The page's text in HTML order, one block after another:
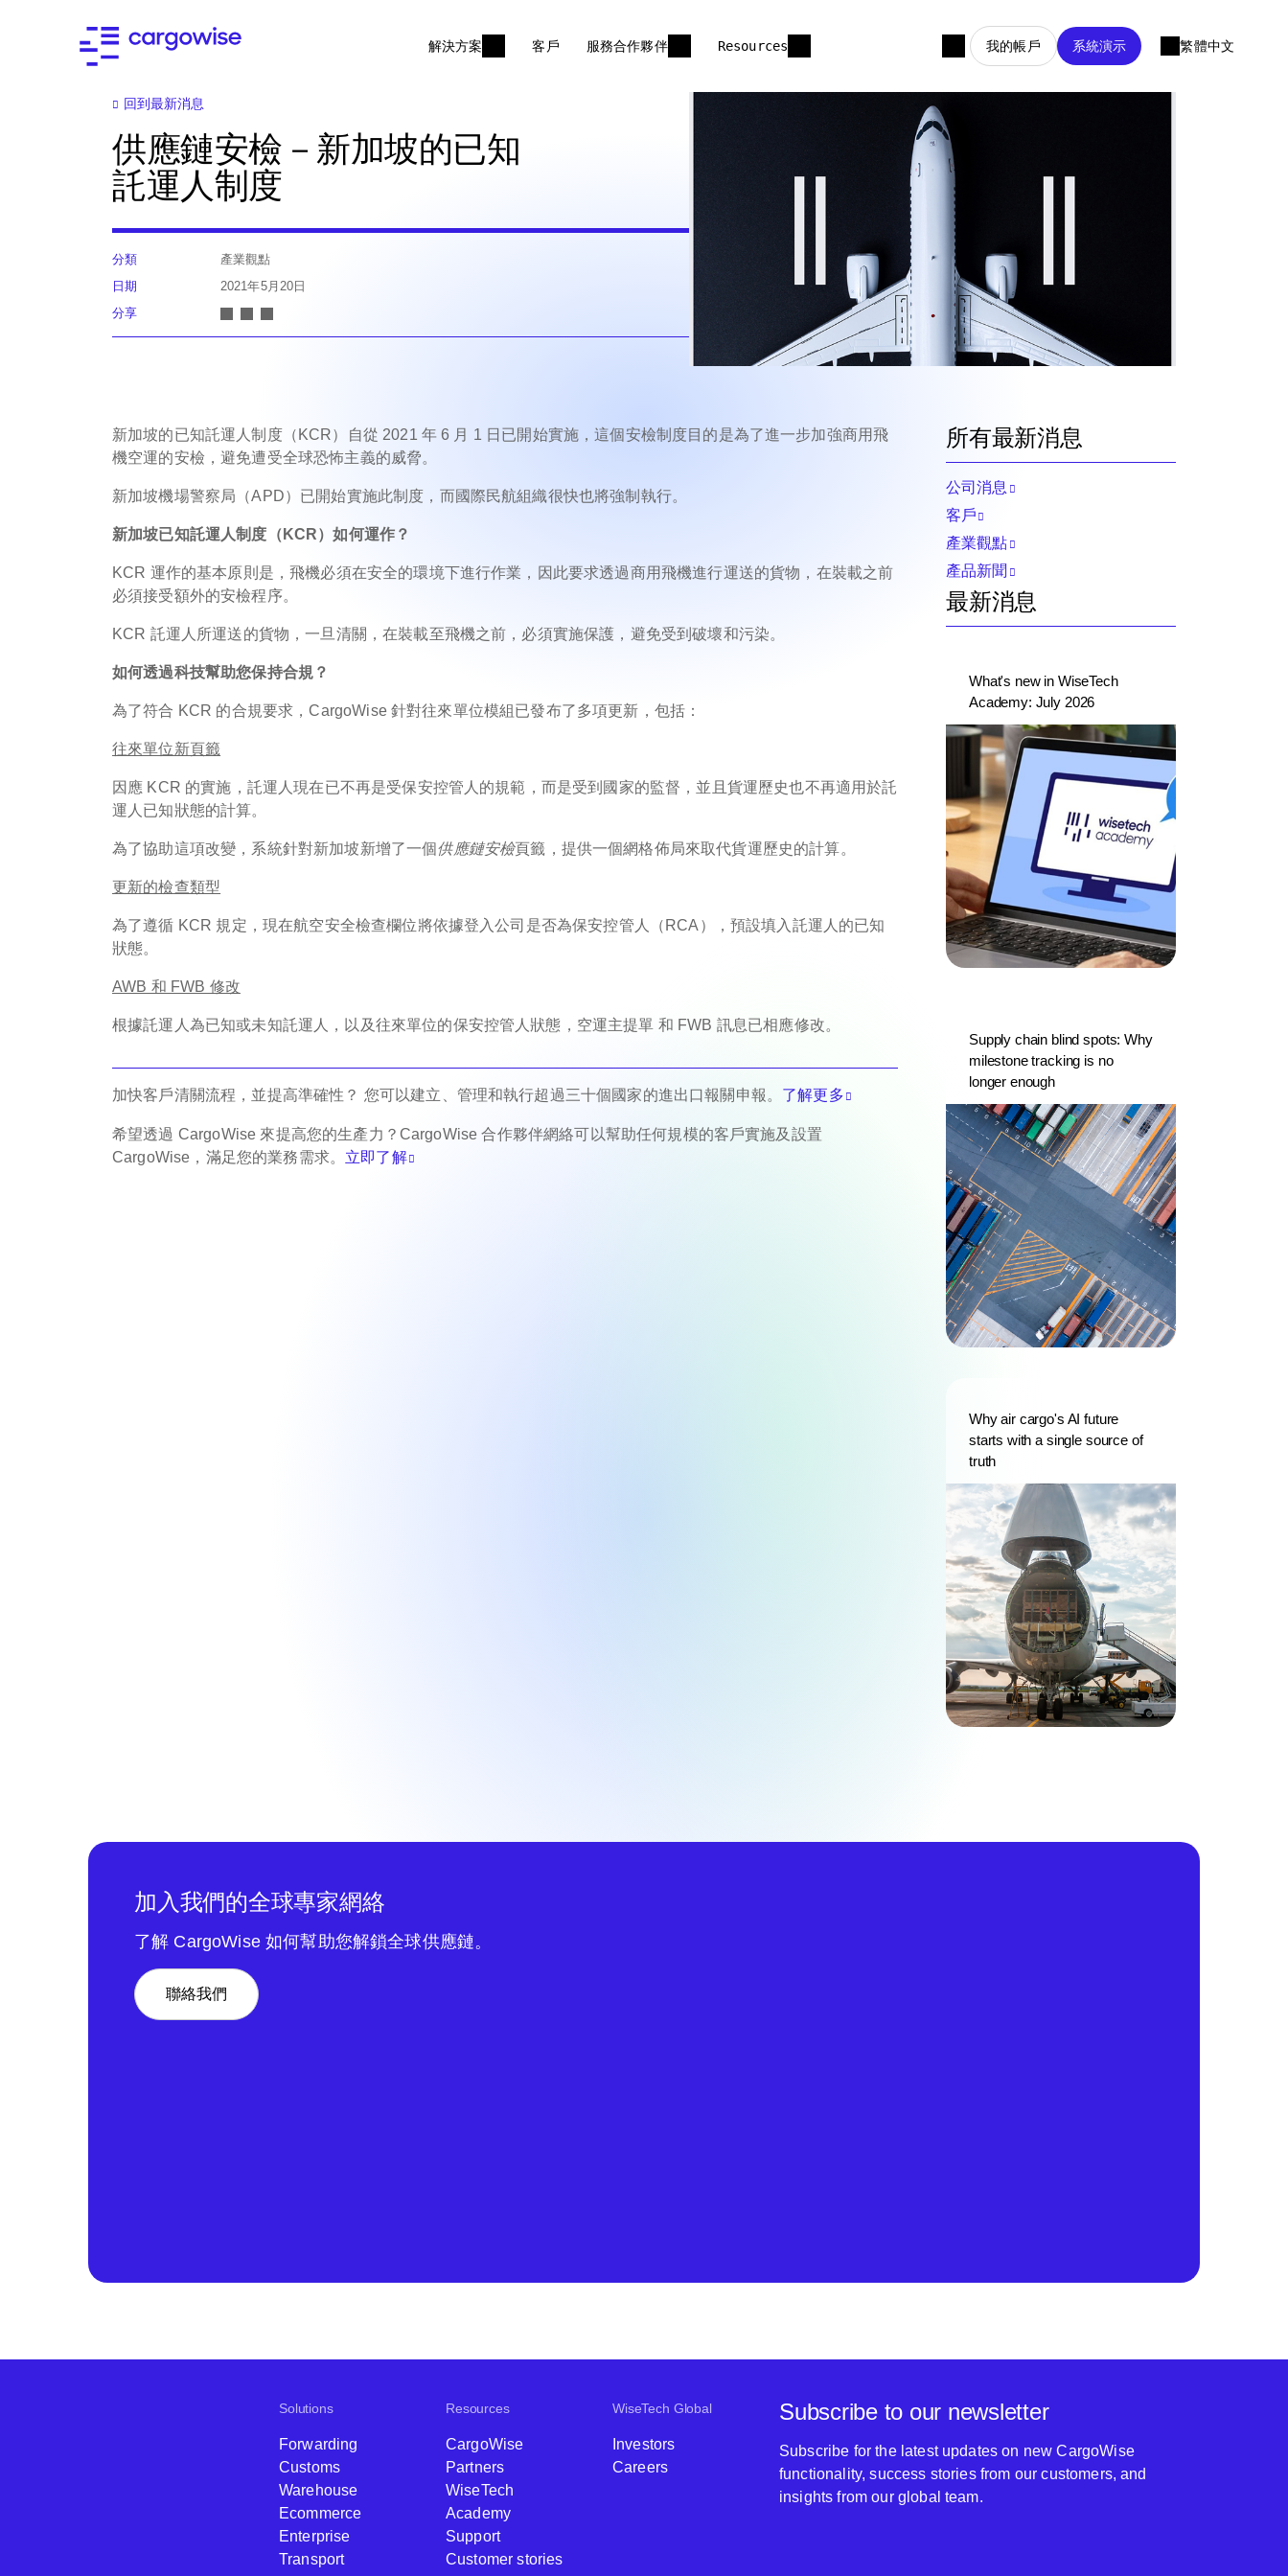
解決方案 客戶 服務合作夥伴 Resources 我的帳戶 系統演示 繁體中文
回到最新消息
供應鏈安檢－新加坡的已知
託運人制度
分類
產業觀點
日期
2021年5月20日
分享
新加坡的已知託運人制度（KCR）自從 2021 年 6 月 1 日已開始實施，這個安檢制度目的是為了進一步加強商用飛
機空運的安檢，避免遭受全球恐怖主義的威脅。
新加坡機場警察局（APD）已開始實施此制度，而國際民航組織很快也將強制執行。
新加坡已知託運人制度（KCR）如何運作？
KCR 運作的基本原則是，飛機必須在安全的環境下進行作業，因此要求透過商用飛機進行運送的貨物，在裝載之前
必須接受額外的安檢程序。
KCR 託運人所運送的貨物，一旦清關，在裝載至飛機之前，必須實施保護，避免受到破壞和污染。
如何透過科技幫助您保持合規？
為了符合 KCR 的合規要求，CargoWise 針對往來單位模組已發布了多項更新，包括：
往來單位新頁籤
因應 KCR 的實施，託運人現在已不再是受保安控管人的規範，而是受到國家的監督，並且貨運歷史也不再適用於託
運人已知狀態的計算。
為了協助這項改變，系統針對新加坡新增了一個 供應鏈安檢頁籤，提供一個網格佈局來取代貨運歷史的計算。
更新的檢查類型
為了遵循 KCR 規定，現在航空安全檢查欄位將依據登入公司是否為保安控管人（RCA），預設填入託運人的已知
狀態。
AWB 和 FWB 修改
根據託運人為已知或未知託運人，以及往來單位的保安控管人狀態，空運主提單 和 FWB 訊息已相應修改。
加快客戶清關流程，並提高準確性？ 您可以建立、管理和執行超過三十個國家的進出口報關申報。 了解更多
希望透過 CargoWise 來提高您的生產力？CargoWise 合作夥伴網絡可以幫助任何規模的客戶實施及設置
CargoWise，滿足您的業務需求。 立即了解
所有最新消息
公司消息
客戶
產業觀點
產品新聞
最新消息
What's new in WiseTech
Academy: July 2026
Supply chain blind spots: Why
milestone tracking is no
longer enough
Why air cargo's AI future
starts with a single source of
truth
加入我們的全球專家網絡
了解 CargoWise 如何幫助您解鎖全球供應鏈。
聯絡我們
Solutions
Forwarding
Customs
Warehouse
Ecommerce
Enterprise
Transport
Resources
CargoWise
Partners
WiseTech
Academy
Support
Customer stories
WiseTech Global
Investors
Careers
Subscribe to our newsletter
Subscribe for the latest updates on new CargoWise
functionality, success stories from our customers, and
insights from our global team.